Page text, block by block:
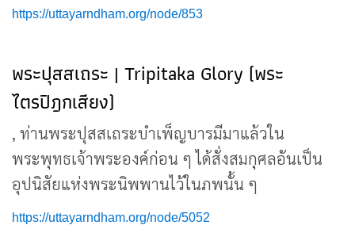
https://uttayarndham.org/node/853
พระปุสสเถระ | Tripitaka Glory (พระ
ไตรปิฎกเสียง)
, ท่านพระปุสสเถระบำเพ็ญบารมีมาแล้วใน
พระพุทธเจ้าพระองค์ก่อน ๆ ได้สั่งสมกุศลอันเป็น
อุปนิสัยแห่งพระนิพพานไว้ในภพนั้น ๆ
https://uttayarndham.org/node/5052